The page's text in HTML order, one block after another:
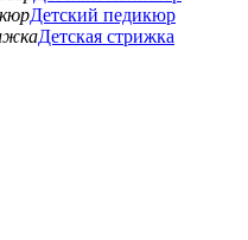
Детский педикюр
Детская стрижка